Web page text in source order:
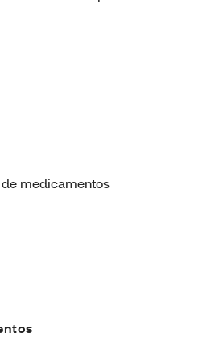
medicamentos